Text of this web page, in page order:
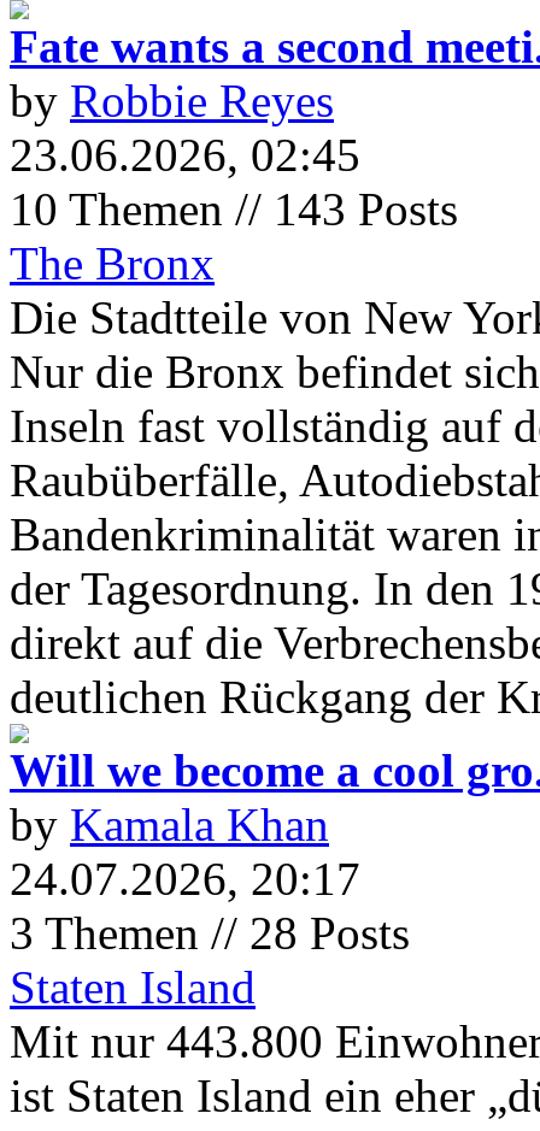
Fate wants a second
by Robbie Reyes
23.06.2026, 02:45
10 Themen // 143 Posts
The Bronx
Die Stadtteile von New
Nur die Bronx befindet
Inseln fast vollständig auf
Raubüberfälle,
Bandenkriminalität waren
der Tagesordnung. In den
direkt auf die
deutlichen Rückgang der
Will we become a cool
by Kamala Khan
24.07.2026, 20:17
3 Themen // 28 Posts
Staten Island
Mit nur 443.800
ist Staten Island ein eher